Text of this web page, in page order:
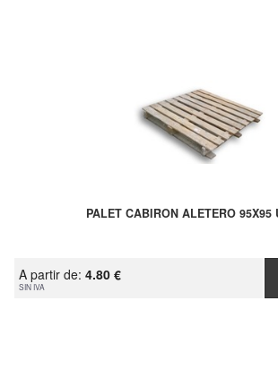
PALET CABIRON ALETERO 95X95
A partir de: 4.80 €
SIN IVA